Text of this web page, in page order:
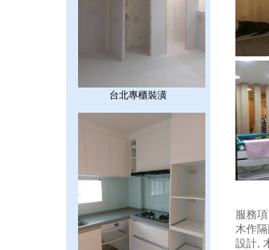
台北專櫃裝潢
服務
木作
設計,